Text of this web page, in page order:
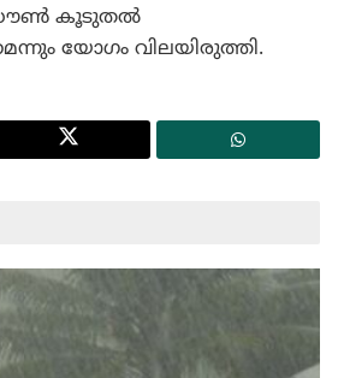
കൂടുതല്‍
യോഗം വിലയിരുത്തി.